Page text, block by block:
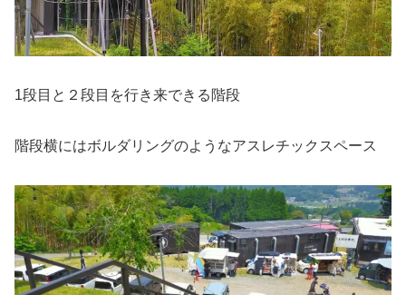
1段目と２段目を行き来できる階段
階段横にはボルダリングのようなアスレチックスペース